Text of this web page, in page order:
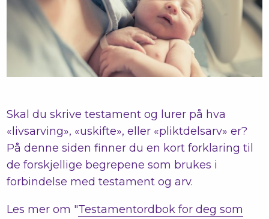
Skal du skrive testament og lurer på hva
«livsarving», «uskifte», eller «pliktdelsarv» er?
På denne siden finner du en kort forklaring til
de forskjellige begrepene som brukes i
forbindelse med testament og arv.
Les mer om "Testamentordbok for deg som